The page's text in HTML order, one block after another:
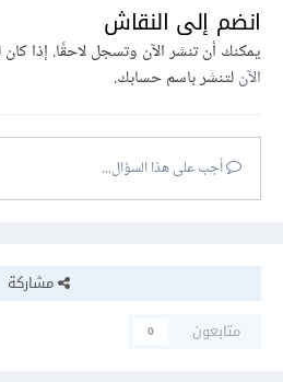
انضم إلى النقاش
يمكنك أن تنشر الآن وتسجل لاحقًا. إذا
الآنلتنشر باسم حسابك.
أجب على هذا السؤال...
مشاركة
متابعون
0